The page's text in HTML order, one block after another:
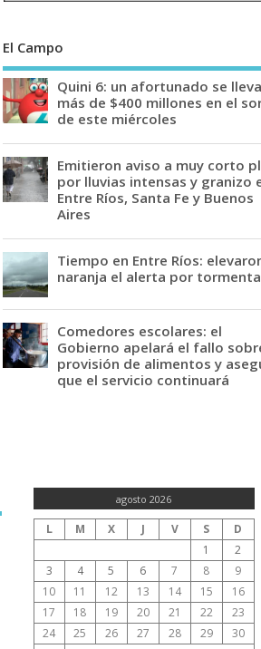
El Campo
Quini 6: un afortunado se lleva
más de $400 millones en el
de este miércoles
Emitieron aviso a muy corto
por lluvias intensas y granizo
Entre Ríos, Santa Fe y Buenos
Aires
Tiempo en Entre Ríos:
naranja el alerta por
Comedores escolares: el
Gobierno apelará el fallo
provisión de alimentos y
que el servicio continuará
agosto 2026
L M X J V S
D
1
2
3
4 5 6 7 8
9
10
11 12 13 14 15
16
17
18 19 20 21 22
23
24
25 26 27 28 29
30